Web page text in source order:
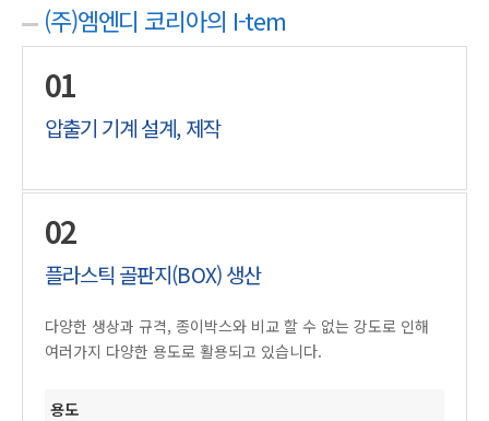
(주)엠엔디 코리아의 I-tem
01
압출기 기계 설계, 제작
02
플라스틱 골판지(BOX) 생산
다양한 생상과 규격, 종이박스와 비교 할 수 없는 강도로 인해
여러가지 다양한 용도로 활용되고 있습니다.
용도